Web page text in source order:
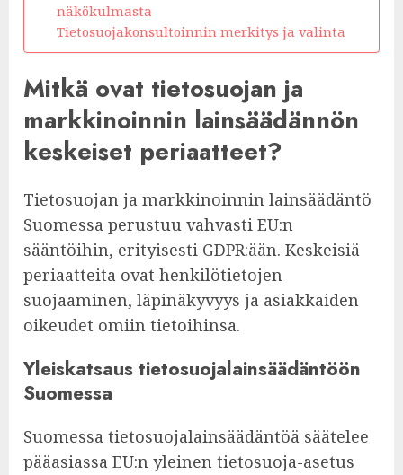
näkökulmasta
Tietosuojakonsultoinnin merkitys ja valinta
Mitkä ovat tietosuojan ja
markkinoinnin lainsäädännön
keskeiset periaatteet?
Tietosuojan ja markkinoinnin lainsäädäntö
Suomessa perustuu vahvasti EU:n
sääntöihin, erityisesti GDPR:ään. Keskeisiä
periaatteita ovat henkilötietojen
suojaaminen, läpinäkyvyys ja asiakkaiden
oikeudet omiin tietoihinsa.
Yleiskatsaus tietosuojalainsäädäntöön
Suomessa
Suomessa tietosuojalainsäädäntöä säätelee
pääasiassa EU:n yleinen tietosuoja-asetus